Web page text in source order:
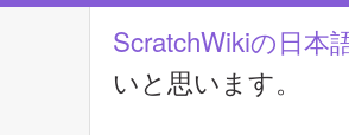
ScratchWikiの日本
いと思います。